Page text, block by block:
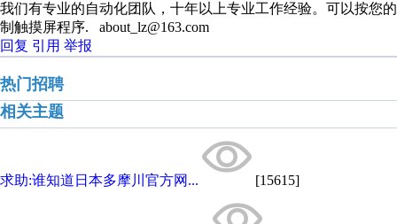
我们有专业的自动化团队，十年以上专业工作经验。可以按您
制触摸屏程序. about_lz@163.com
回复 引用 举报
热门招聘
相关主题
求助:谁知道日本多摩川官方网... [15615]